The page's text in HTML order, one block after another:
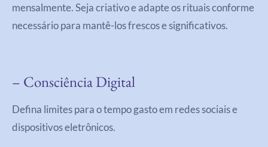
mensalmente. Seja criativo e adapte os rituais conforme
necessário para mantê-los frescos e significativos.
– Consciência Digital
Defina limites para o tempo gasto em redes sociais e
dispositivos eletrônicos.